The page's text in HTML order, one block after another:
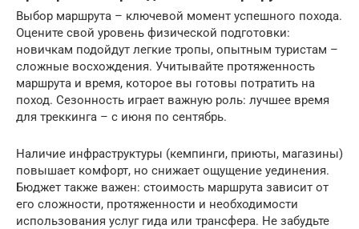
Выбор маршрута – ключевой момент успешного похода.
Оцените свой уровень физической подготовки:
новичкам подойдут легкие тропы, опытным туристам –
сложные восхождения. Учитывайте протяженность
маршрута и время, которое вы готовы потратить на
поход. Сезонность играет важную роль: лучшее время
для треккинга – с июня по сентябрь.
Наличие инфраструктуры (кемпинги, приюты, магазины)
повышает комфорт, но снижает ощущение уединения.
Бюджет также важен: стоимость маршрута зависит от
его сложности, протяженности и необходимости
использования услуг гида или трансфера. Не забудьте